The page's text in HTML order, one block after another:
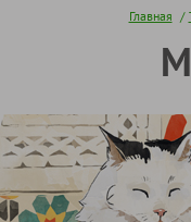
Главная /